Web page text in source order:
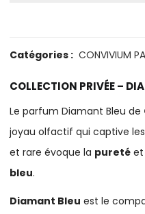
Catégories : CONVIVIUM
COLLECTION PRIVÉE –
Le parfum Diamant Bleu de
joyau olfactif qui captive
et rare évoque la pureté et
bleu.
Diamant Bleu est le